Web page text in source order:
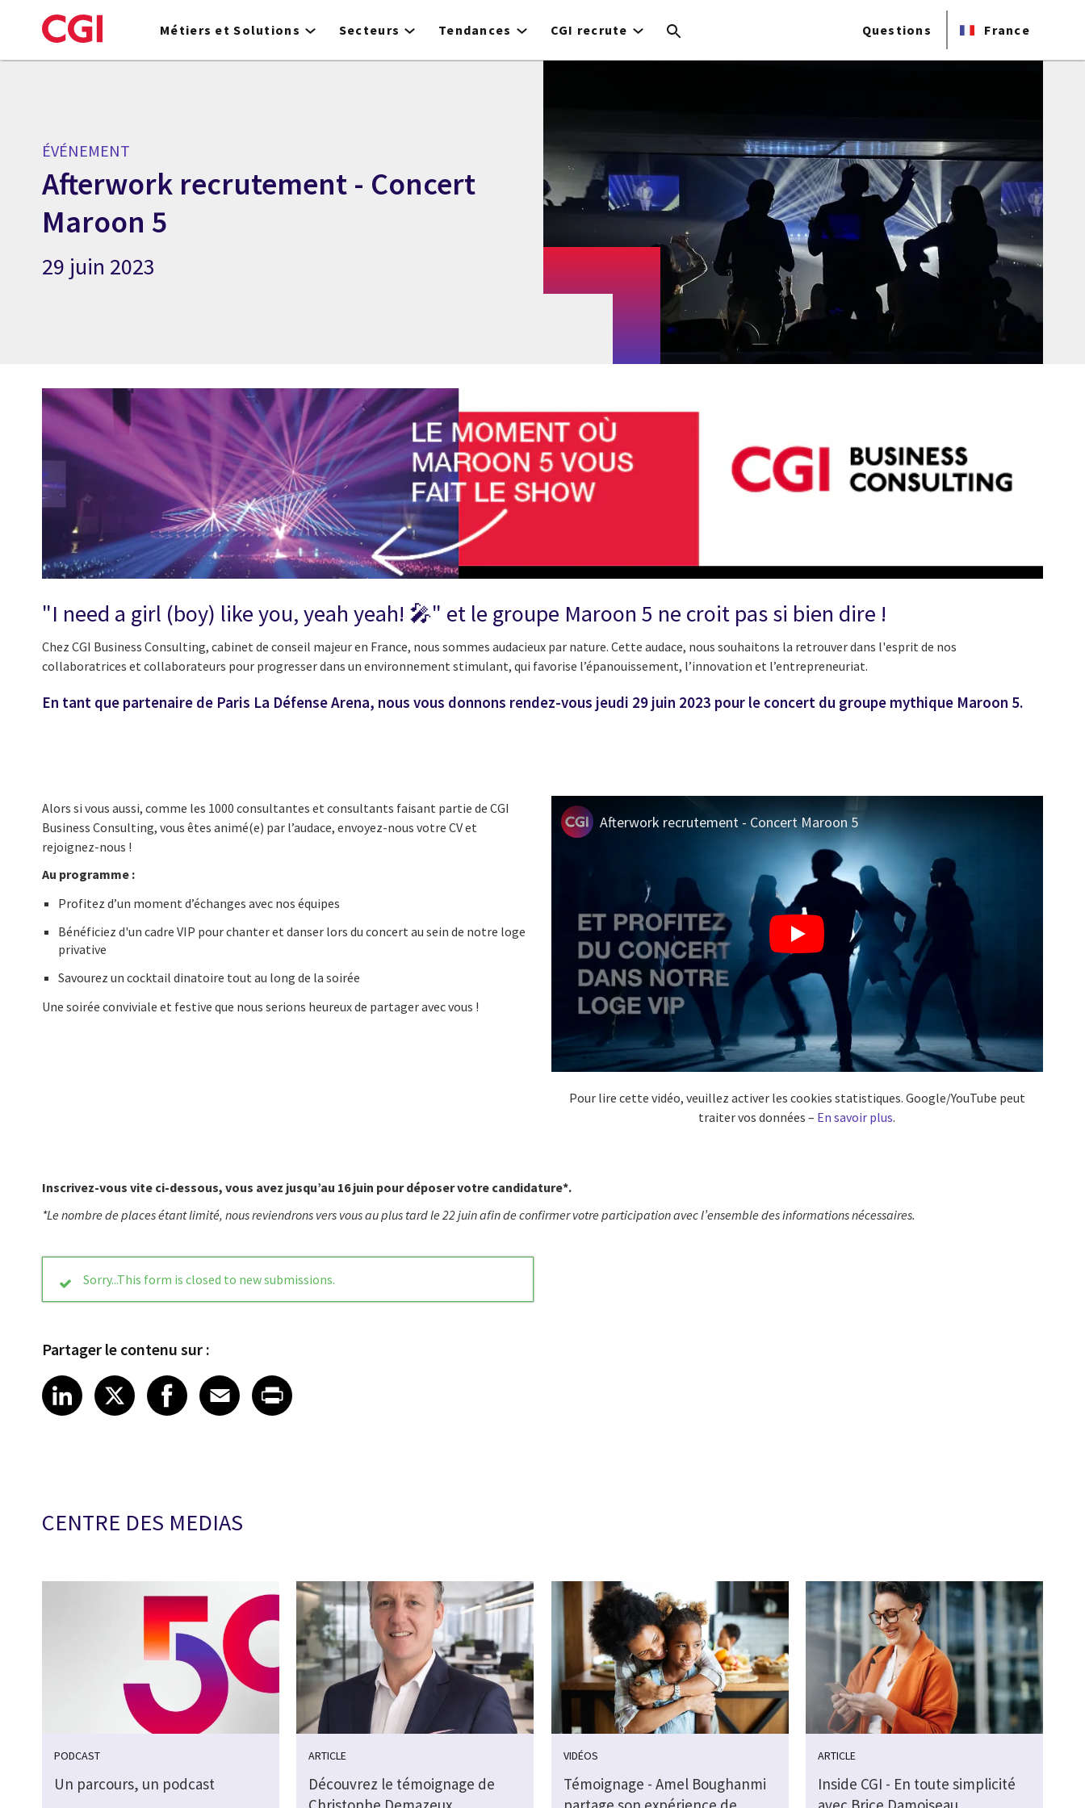
to
Métiers et Solutions Secteurs Tendances CGI recrute Questions France
ÉVÉNEMENT
Afterwork recrutement - Concert
Maroon 5
29 juin 2023
"I need a girl (boy) like you, yeah yeah! 🎤" et le groupe Maroon 5 ne croit pas si bien dire !
Chez CGI Business Consulting, cabinet de conseil majeur en France, nous sommes audacieux par nature. Cette audace, nous souhaitons la retrouver dans l'esprit de nos
collaboratrices et collaborateurs pour progresser dans un environnement stimulant, qui favorise l’épanouissement, l’innovation et l’entrepreneuriat.
En tant que partenaire de Paris La Défense Arena, nous vous donnons rendez-vous jeudi 29 juin 2023 pour le concert du groupe mythique Maroon 5.
Alors si vous aussi, comme les 1000 consultantes et consultants faisant partie de CGI
Business Consulting, vous êtes animé(e) par l’audace, envoyez-nous votre CV et
rejoignez-nous !
Au programme :
Profitez d’un moment d’échanges avec nos équipes
Bénéficiez d'un cadre VIP pour chanter et danser lors du concert au sein de notre loge
privative
Savourez un cocktail dinatoire tout au long de la soirée
Une soirée conviviale et festive que nous serions heureux de partager avec vous !
Afterwork recrutement - Concert Maroon 5
Pour lire cette vidéo, veuillez activer les cookies statistiques. Google/YouTube peut
traiter vos données – En savoir plus.
Inscrivez-vous vite ci-dessous, vous avez jusqu’au 16 juin pour déposer votre candidature*.
*Le nombre de places étant limité, nous reviendrons vers vous au plus tard le 22 juin afin de confirmer votre participation avec l’ensemble des informations nécessaires.
Status
message
Sorry...This form is closed to new submissions.
Partager le contenu sur :
Share article on LinkedIn
LinkedIn
Share article on X
XShare article on Facebook
Facebook
Share article on Email
Email
Share article on Print
CENTRE DES MEDIAS
PODCAST
Un parcours, un podcast
ARTICLE
Découvrez le témoignage de
VIDÉOS
Témoignage - Amel Boughanmi
ARTICLE
Inside CGI - En toute simplicité